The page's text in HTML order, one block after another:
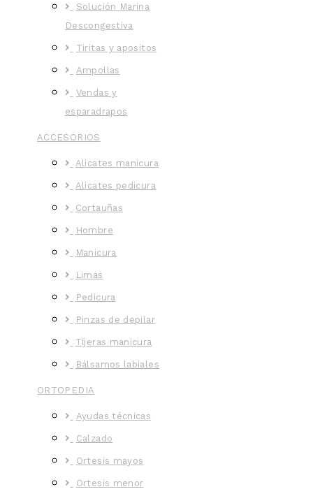
Solución Marina
Descongestiva
Tiritas y apositos
Ampollas
Vendas y
esparadrapos
ACCESORIOS
Alicates manicura
Alicates pedicura
Cortauñas
Hombre
Manicura
Limas
Pedicura
Pinzas de depilar
Tijeras manicura
Bálsamos labiales
ORTOPEDIA
Ayudas técnicas
Calzado
Ortesis mayos
Ortesis menor